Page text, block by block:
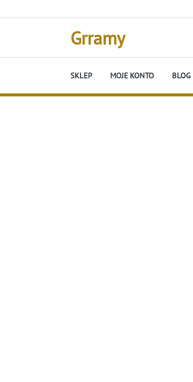
to
Grramy
SKLEP MOJE KONTO BLOG